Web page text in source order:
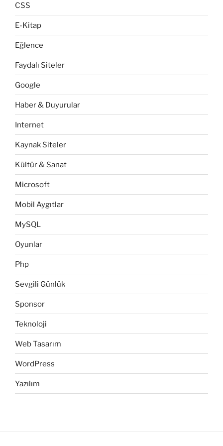
CSS
E-Kitap
Eğlence
Faydalı Siteler
Google
Haber & Duyurular
Internet
Kaynak Siteler
Kültür & Sanat
Microsoft
Mobil Aygıtlar
MySQL
Oyunlar
Php
Sevgili Günlük
Sponsor
Teknoloji
Web Tasarım
WordPress
Yazılım